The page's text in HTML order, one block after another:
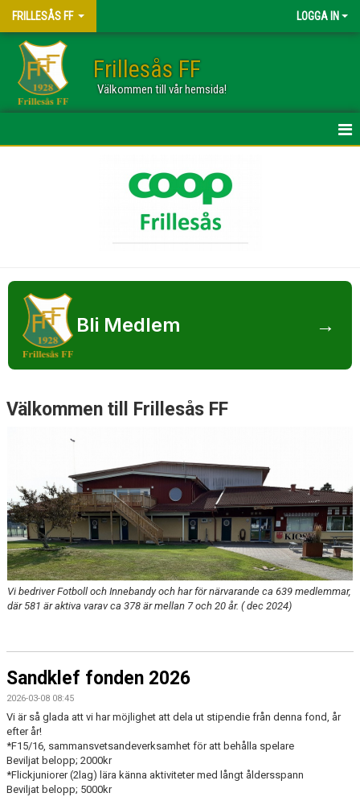
FRILLESÅS FF LOGGA IN
Frillesås FF
Välkommen till vår hemsida!
STYRELSEN
KONTAKT
KALENDER
DOKUMENT
SPONSRING
BOKNINGAR
FFF SHOPEN
ENGAGERA DIG I FRILLESÅS FF
Bli Medlem →
Välkommen till Frillesås FF
Vi bedriver Fotboll och Innebandy och har för närvarande ca 639 medlemmar,
där 581 är aktiva varav ca 378 är mellan 7 och 20 år. ( dec 2024)
Sandklef fonden 2026
2026-03-08 08:45
Vi är så glada att vi har möjlighet att dela ut stipendie från denna fond, år
efter år!
*F15/16, sammansvetsandeverksamhet för att behålla spelare
Beviljat belopp; 2000kr
*Flickjuniorer (2lag) lära känna aktiviteter med långt åldersspann
Beviljat belopp; 5000kr